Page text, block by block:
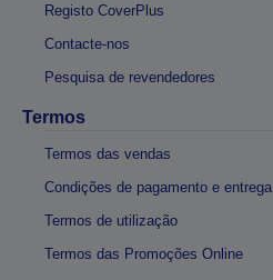
Registo CoverPlus
Contacte-nos
Pesquisa de revendedores
Termos
Termos das vendas
Condições de pagamento e entrega
Termos de utilização
Termos das Promoções Online